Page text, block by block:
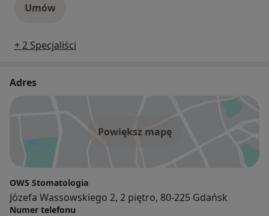
Umów
+ 2 Specjaliści
Adres
Powiększ mapę
OWS Stomatologia
Józefa Wassowskiego 2, 2 piętro, 80-225 Gdańsk
Numer telefonu